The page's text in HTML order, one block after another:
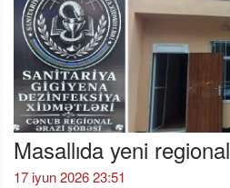
Masallıda yeni
17 iyun 2026 23:51